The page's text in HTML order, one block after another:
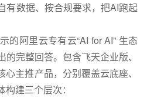
有数据、按合规要求，把AI跑起
的阿里云专有云“AI for AI” 生态
的完整回答。包含飞天企业版、
主推产品，分别覆盖云底座、
建三个层次：